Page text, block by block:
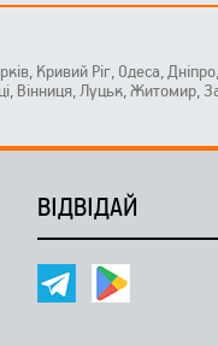
Кривий Ріг, Одеса,
Вінниця, Луцьк, Житомир,
ВІДВІДАЙ